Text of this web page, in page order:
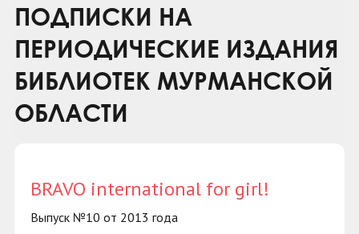
Контакты
ПОДПИСКИ НА
ПЕРИОДИЧЕСКИЕ ИЗДАНИЯ
БИБЛИОТЕК МУРМАНСКОЙ
ОБЛАСТИ
BRAVO international for girl!
Выпуск №10 от 2013 года